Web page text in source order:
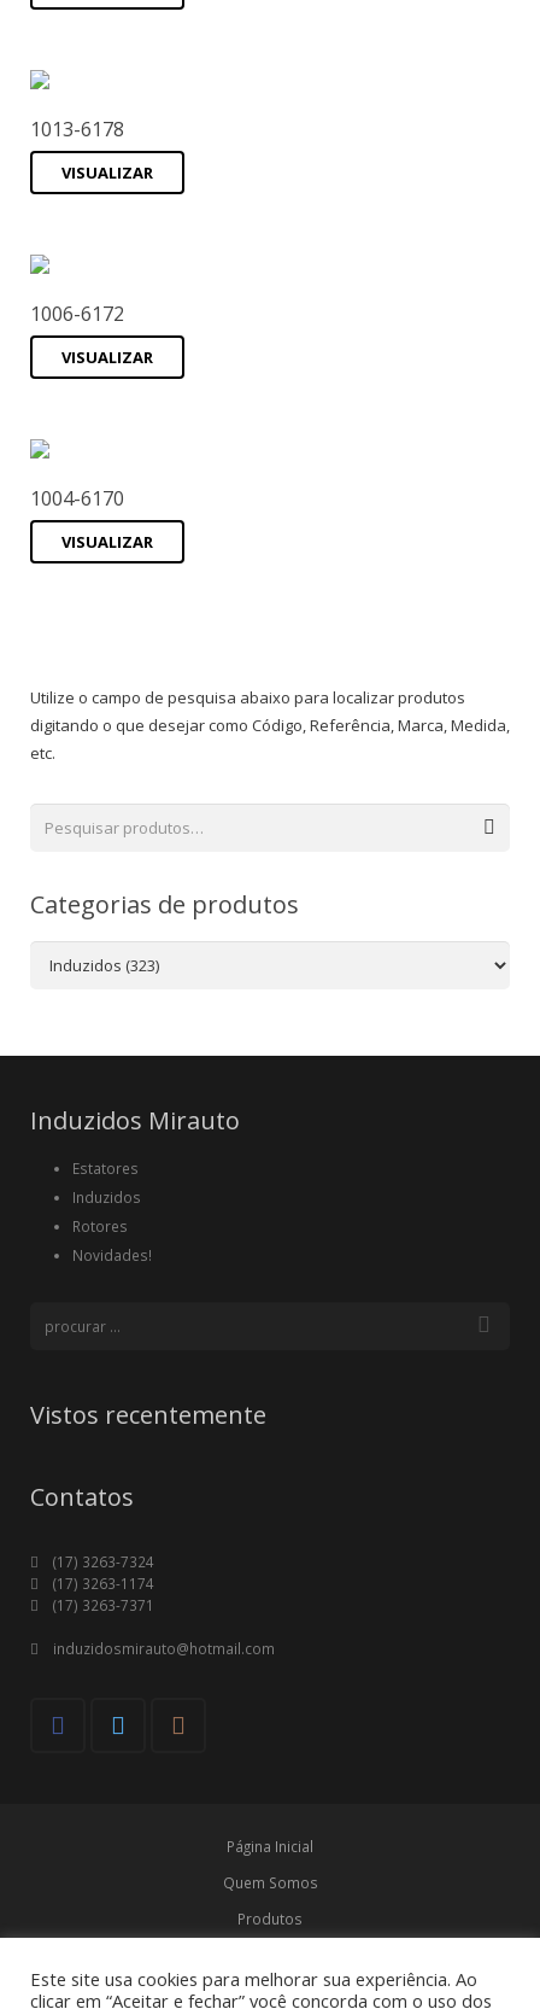
1013-6178
VISUALIZAR
1006-6172
VISUALIZAR
1004-6170
VISUALIZAR
Utilize o campo de pesquisa abaixo para localizar produtos
digitando o que desejar como Código, Referência, Marca, Medida,
etc.
Categorias de produtos
Induzidos Mirauto
Estatores
Induzidos
Rotores
Novidades!
Vistos recentemente
Contatos
(17) 3263-7324
(17) 3263-1174
(17) 3263-7371
induzidosmirauto@hotmail.com
Página Inicial
Quem Somos
Produtos
Contato
Este site usa cookies para melhorar sua experiência. Ao
clicar em “Aceitar e fechar” você concorda com o uso dos